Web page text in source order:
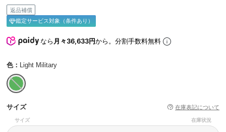
返品補償
鑑定サービス対象（条件あり）
なら月々36,633円から。分割手数料無料
色： Light Military
サイズ 在庫表記について
サイズ 在庫状況